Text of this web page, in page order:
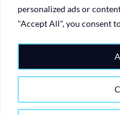
personalized ads or
"Accept All", you consent
Kontakty
Copyright 2026 ©Ariete